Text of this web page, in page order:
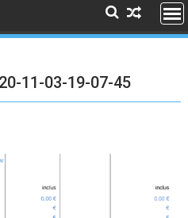
11-03-19-07-45